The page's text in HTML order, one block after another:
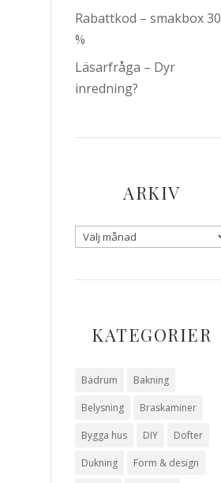
Rabattkod – smakbox 30
%
Läsarfråga – Dyr
inredning?
ARKIV
KATEGORIER
Badrum Bakning
Belysning Braskaminer
Bygga hus DIY Dofter
Dukning Form & design